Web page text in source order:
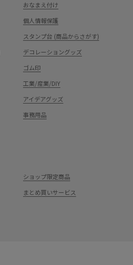
おなまえ付け
個人情報保護
スタンプ台 (商品からさがす)
デコレーショングッズ
ゴム印
工業/産業/DIY
アイデアグッズ
事務用品
ショップ限定商品
まとめ買いサービス